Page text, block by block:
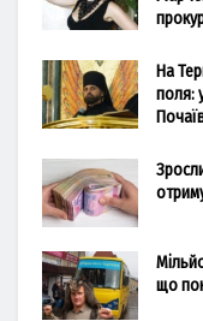
На
поля:
що